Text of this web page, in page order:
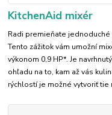
KitchenAid mixér
Radi premieňate
Tento zážitok vám umožní
výkonom 0,9 HP*. Je
ohľadu na to, kam až vás
rýchlostí je možné vytvoriť tie